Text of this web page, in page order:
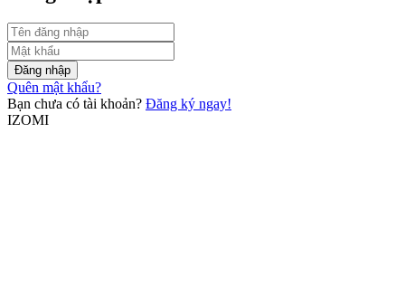
Đăng nhập
Quên mật khẩu?
Bạn chưa có tài khoản? Đăng ký ngay!
IZOMI